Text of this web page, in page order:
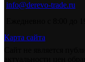
info@derevo-trade.ru
Карта сайта